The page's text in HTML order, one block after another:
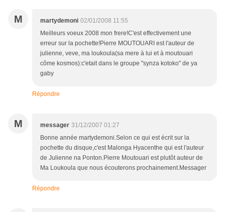
M martydemoni 02/01/2008 11:55
Meilleurs voeux 2008 mon frere!C'est effectivement une
erreur sur la pochette!Pierre MOUTOUARI est l'auteur de
julienne, veve, ma loukoula(sa mere à lui et à moutouari
côme kosmos):c'etait dans le groupe "synza kotoko" de ya
gaby
Répondre
M messager 31/12/2007 01:27
Bonne année martydemoni.Selon ce qui est écrit sur la
pochette du disque,c'est Malonga Hyacenthe qui est l'auteur
de Julienne na Ponton.Pierre Moutouari est plutôt auteur de
Ma Loukoula que nous écouterons prochainement.Messager
Répondre